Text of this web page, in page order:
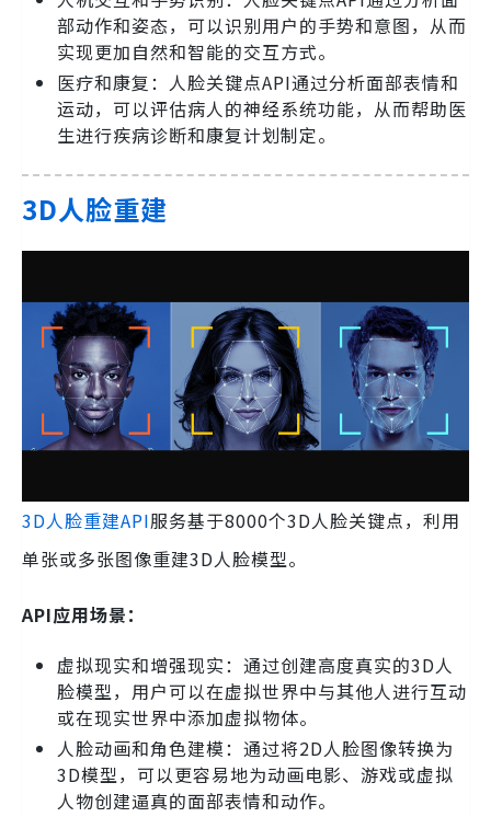
部动作和姿态，可以识别用户的手势和意图，从而
实现更加自然和智能的交互方式。
医疗和康复：人脸关键点API通过分析面部表情和
运动，可以评估病人的神经系统功能，从而帮助医
生进行疾病诊断和康复计划制定。
3D人脸重建
3D人脸重建API服务基于8000个3D人脸关键点，利用
单张或多张图像重建3D人脸模型。
API应用场景：
虚拟现实和增强现实：通过创建高度真实的3D人
脸模型，用户可以在虚拟世界中与其他人进行互动
或在现实世界中添加虚拟物体。
人脸动画和角色建模：通过将2D人脸图像转换为
3D模型，可以更容易地为动画电影、游戏或虚拟
人物创建逼真的面部表情和动作。